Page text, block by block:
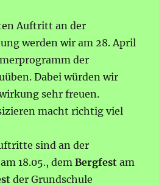
Auftritt an der
werden wir am 28. April
der
Dabei würden wir
sehr freuen.
macht richtig viel
sind an der
am 18.05., demBergfestam
der Grundschule